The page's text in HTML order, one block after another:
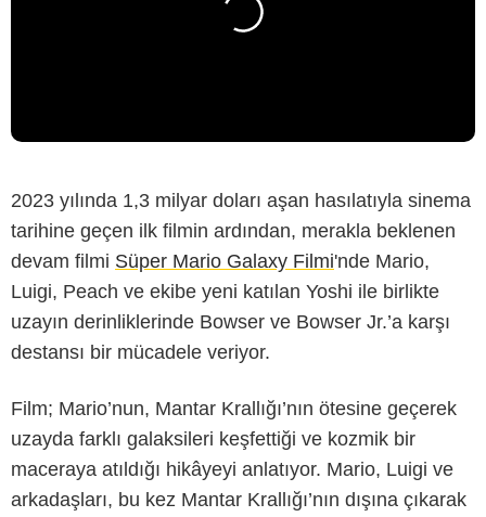
2023 yılında 1,3 milyar doları aşan hasılatıyla sinema
tarihine geçen ilk filmin ardından, merakla beklenen
devam filmi Süper Mario Galaxy Filmi'nde Mario,
Luigi, Peach ve ekibe yeni katılan Yoshi ile birlikte
uzayın derinliklerinde Bowser ve Bowser Jr.’a karşı
destansı bir mücadele veriyor.
Film; Mario’nun, Mantar Krallığı’nın ötesine geçerek
uzayda farklı galaksileri keşfettiği ve kozmik bir
maceraya atıldığı hikâyeyi anlatıyor. Mario, Luigi ve
arkadaşları, bu kez Mantar Krallığı’nın dışına çıkarak